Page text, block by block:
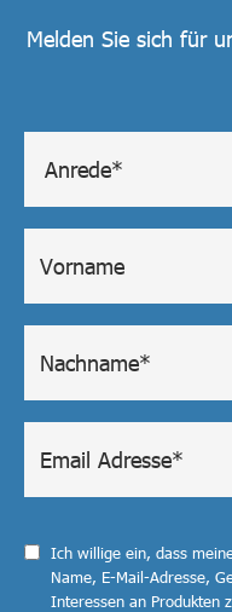
Melden Sie sich für
Ich willige ein, dass
Name, E-Mail-Adresse,
Interessen an Produkten